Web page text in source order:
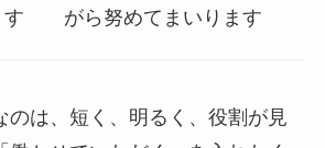
がら努めてまいります
のは、短く、明るく、役割が見